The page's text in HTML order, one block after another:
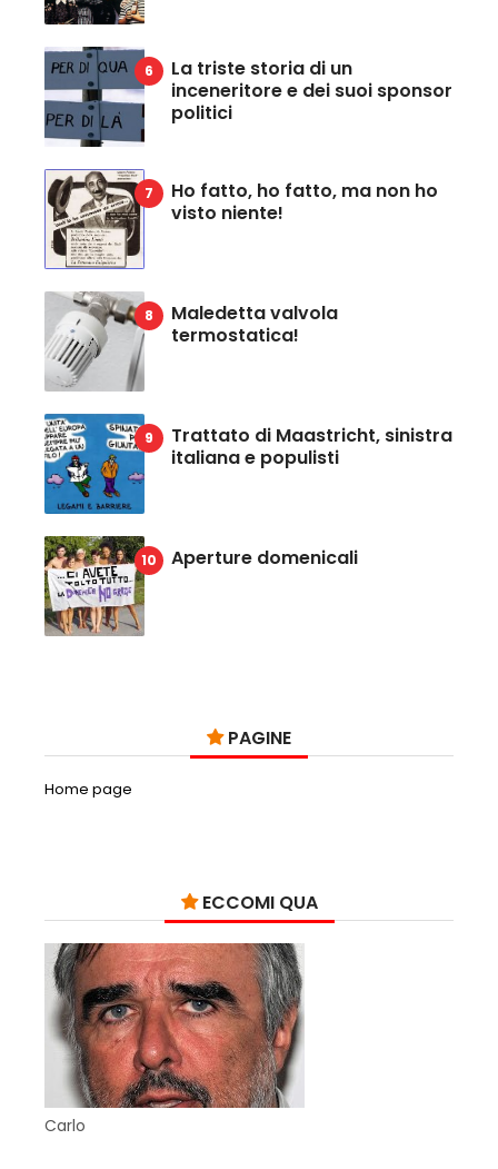
La triste storia di un
inceneritore e dei suoi sponsor
politici
Ho fatto, ho fatto, ma non ho
visto niente!
Maledetta valvola
termostatica!
Trattato di Maastricht, sinistra
italiana e populisti
Aperture domenicali
PAGINE
Home page
ECCOMI QUA
Carlo